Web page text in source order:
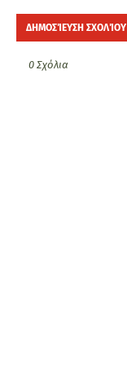
ΔΗΜΟΣΊΕΥΣΗ ΣΧΟΛΊΟΥ
0 Σχόλια